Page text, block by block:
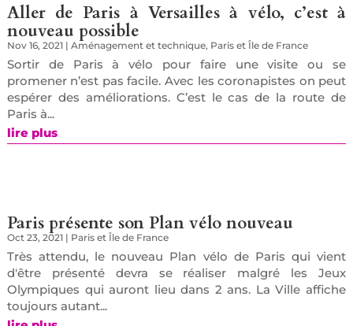
Aller de Paris à Versailles à vélo, c’est à
nouveau possible
Nov 16, 2021| Aménagement et technique, Paris et Île de France
Sortir de Paris à vélo pour faire une visite ou se
promener n’est pas facile. Avec les coronapistes on peut
espérer des améliorations. C’est le cas de la route de
Paris à...
lire plus
Paris présente son Plan vélo nouveau
Oct 23, 2021| Paris et Île de France
Très attendu, le nouveau Plan vélo de Paris qui vient
d'être présenté devra se réaliser malgré les Jeux
Olympiques qui auront lieu dans 2 ans. La Ville affiche
toujours autant...